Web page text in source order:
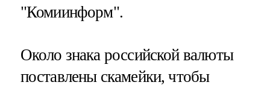
"Комиинформ".
Около знака российской валюты
поставлены скамейки, чтобы